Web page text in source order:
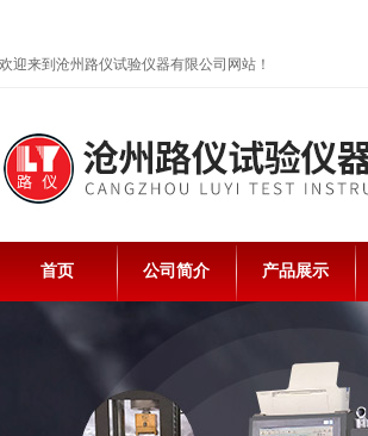
欢迎来到沧州路仪试验仪器有限公司网站！
首页 公司简介 产品展示